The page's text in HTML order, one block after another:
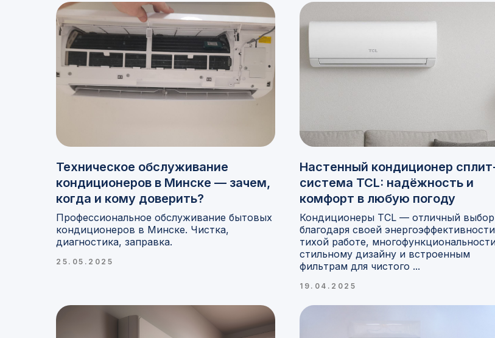
Техническое обслуживание
кондиционеров в Минске — зачем,
когда и кому доверить?
Профессиональное обслуживание бытовых
кондиционеров в Минске. Чистка,
диагностика, заправка.
25.05.2025
Настенный кондиционер
система TCL: надёжность и
комфорт в любую погоду
Кондиционеры TCL — отличный выбор
благодаря своей
тихой работе,
стильному дизайну и встроенным
фильтрам для чистого ...
19.04.2025